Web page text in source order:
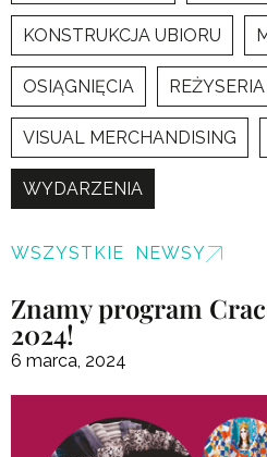
KONSTRUKCJA UBIORU
OSIĄGNIĘCIA REŻYSERIA
VISUAL MERCHANDISING
WYDARZENIA
WSZYSTKIE NEWSY
Znamy program
2024!
6 marca, 2024